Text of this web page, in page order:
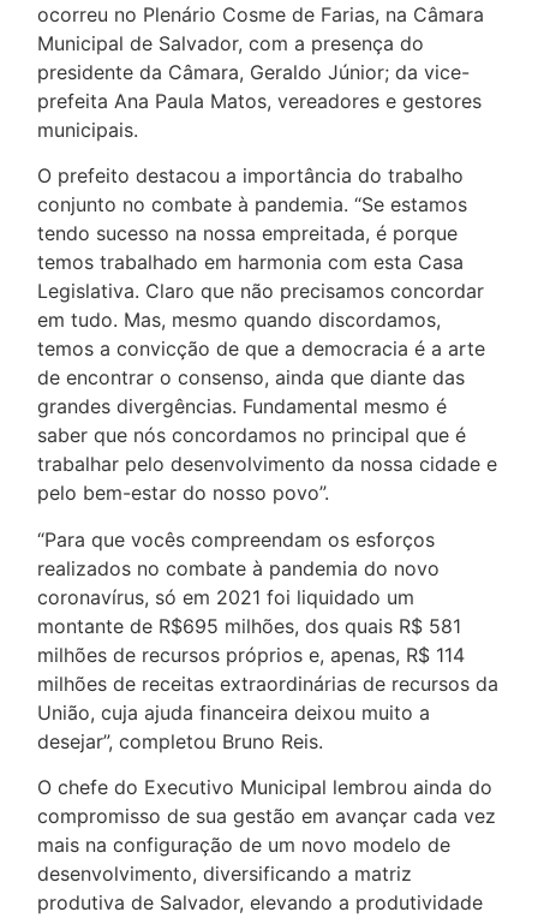
ocorreu no Plenário Cosme de Farias, na Câmara
Municipal de Salvador, com a presença do
presidente da Câmara, Geraldo Júnior; da vice-
prefeita Ana Paula Matos, vereadores e gestores
municipais.
O prefeito destacou a importância do trabalho
conjunto no combate à pandemia. “Se estamos
tendo sucesso na nossa empreitada, é porque
temos trabalhado em harmonia com esta Casa
Legislativa. Claro que não precisamos concordar
em tudo. Mas, mesmo quando discordamos,
temos a convicção de que a democracia é a arte
de encontrar o consenso, ainda que diante das
grandes divergências. Fundamental mesmo é
saber que nós concordamos no principal que é
trabalhar pelo desenvolvimento da nossa cidade e
pelo bem-estar do nosso povo”.
“Para que vocês compreendam os esforços
realizados no combate à pandemia do novo
coronavírus, só em 2021 foi liquidado um
montante de R$695 milhões, dos quais R$ 581
milhões de recursos próprios e, apenas, R$ 114
milhões de receitas extraordinárias de recursos da
União, cuja ajuda financeira deixou muito a
desejar”, completou Bruno Reis.
O chefe do Executivo Municipal lembrou ainda do
compromisso de sua gestão em avançar cada vez
mais na configuração de um novo modelo de
desenvolvimento, diversificando a matriz
produtiva de Salvador, elevando a produtividade